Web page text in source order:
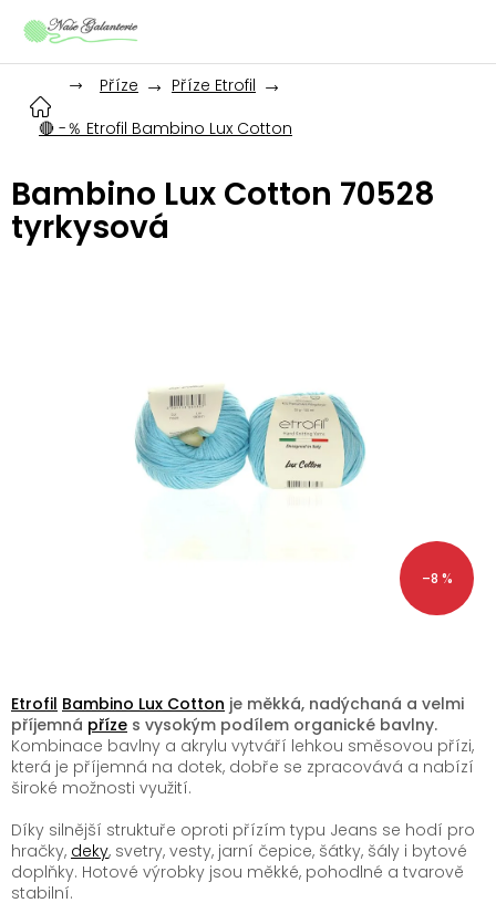
Příze
Příze Etrofil
🔴 -％ Etrofil Bambino Lux Cotton
Bambino Lux Cotton 70528
tyrkysová
–8 %
Etrofil Bambino Lux Cotton je měkká, nadýchaná a velmi
příjemná příze s vysokým podílem organické bavlny.
Kombinace bavlny a akrylu vytváří lehkou směsovou přízi,
která je příjemná na dotek, dobře se zpracovává a nabízí
široké možnosti využití.
Díky silnější struktuře oproti přízím typu Jeans se hodí pro
hračky, deky, svetry, vesty, jarní čepice, šátky, šály i bytové
doplňky. Hotové výrobky jsou měkké, pohodlné a tvarově
stabilní.